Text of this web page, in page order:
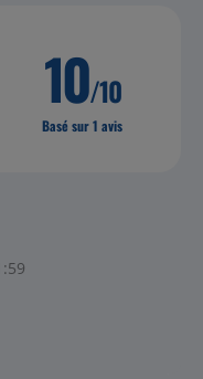
10/10
Basé sur 1 avis